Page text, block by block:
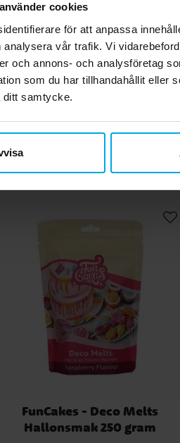
cookies
för att anpassa
vår trafik. Vi
och annons- och analysföretag
som du har tillhandahållit eller
ditt samtycke.
FunCakes - Strössel Gröna
Sockerkristaller 80 gram
Pris:39,00 kr
39,00 kr
FunCakes - Deco Melts
Hallonsmak 250 gram